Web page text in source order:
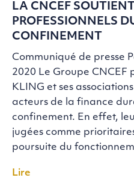
LA CNCEF
PROFESSIONNELS
CONFINEMENT
Communiqué de presse
2020 Le Groupe CNCEF
KLING et ses
acteurs de la finance
confinement. En effet,
jugées comme
poursuite du
Lire